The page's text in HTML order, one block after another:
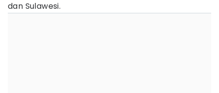
dan Sulawesi.